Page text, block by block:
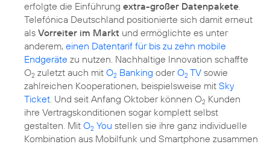
erfolgte die Einführung extra-großer Datenpakete
Telefónica Deutschland positionierte sich damit erneut
als Vorreiter im Markt und ermöglichte es unter
anderem, einen Datentarif für bis zu zehn mobile
Endgeräte zu nutzen. Nachhaltige Innovation schaffte
O2 zuletzt auch mit O2 Banking oderO2 TV sowie
zahlreichen Kooperationen, beispielsweise mit Sky
Ticket . Und seit Anfang Oktober können O2 Kunden
ihre Vertragskonditionen sogar komplett selbst
gestalten. Mit O2 You stellen sie ihre ganz individuelle
Kombination aus Mobilfunk und Smartphone zusammen